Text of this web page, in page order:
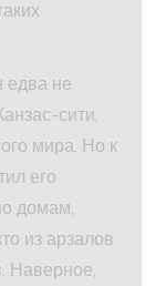
едва не
сити,
мира. Но к
его
домам,
из арзалов
Наверное,